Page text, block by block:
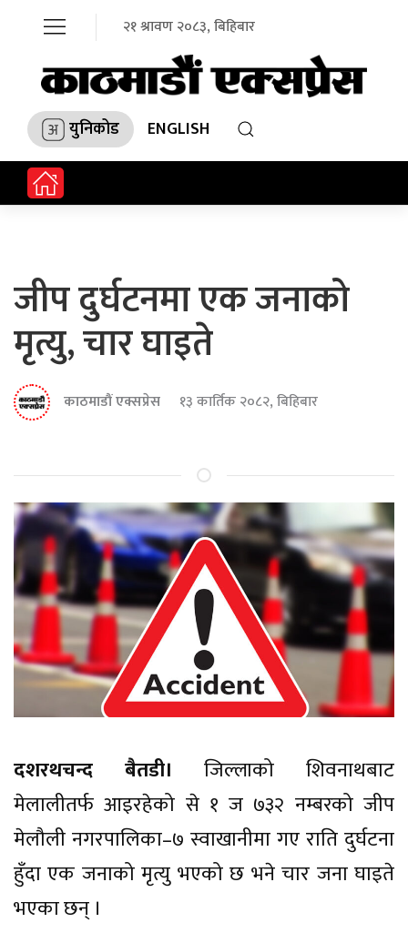
२१ श्रावण २०८३, बिहिबार
युनिकोड ENGLISH
जीप दुर्घटनमा एक जनाको
मृत्यु, चार घाइते
काठमाडौं एक्सप्रेस १३ कार्तिक २०८२, बिहिबार
दशरथचन्द बैतडी। जिल्लाको शिवनाथबाट
मेलालीतर्फ आइरहेको से १ ज ७३२ नम्बरको जीप
मेलौली नगरपालिका–७ स्वाखानीमा गए राति दुर्घटना
हुँदा एक जनाको मृत्यु भएको छ भने चार जना घाइते
भएका छन् ।